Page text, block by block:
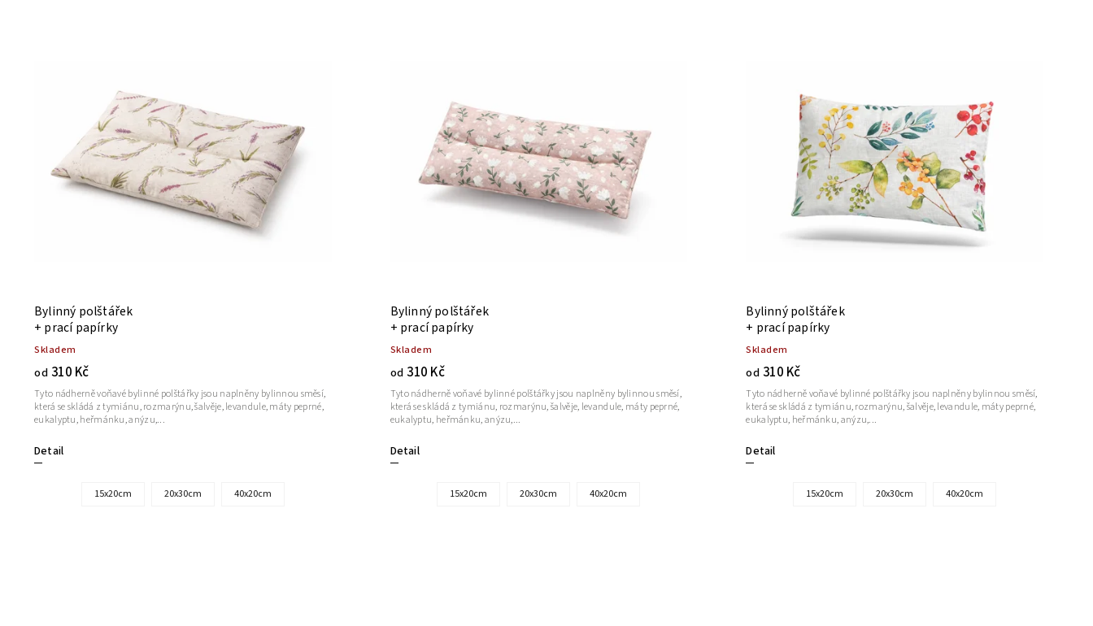
Bylinný polštářek
+ prací papírky
Skladem
od 310 Kč
Detail
Tyto nádherně voňavé bylinné polštářky jsou naplněny bylinnou směsí,
která se skládá z tymiánu, rozmarýnu, šalvěje, levandule, máty peprné,
eukalyptu, heřmánku, anýzu,...
15x20cm 20x30cm 40x20cm
Bylinný polštářek
+ prací papírky
Skladem
od 310 Kč
Detail
Tyto nádherně voňavé bylinné polštářky jsou naplněny bylinnou směsí,
která se skládá z tymiánu, rozmarýnu, šalvěje, levandule, máty peprné,
eukalyptu, heřmánku, anýzu,...
15x20cm 20x30cm 40x20cm
Bylinný polštářek
+ prací papírky
Skladem
od 310 Kč
Detail
Tyto nádherně voňavé bylinné polštářky jsou naplněny bylinnou směsí,
která se skládá z tymiánu, rozmarýnu, šalvěje, levandule, máty peprné,
eukalyptu, heřmánku, anýzu,...
15x20cm 20x30cm 40x20cm